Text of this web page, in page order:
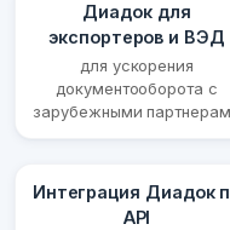
Диадок для
экспортеров и ВЭД
для ускорения
документооборота с
зарубежными
Интеграция Диадок
API